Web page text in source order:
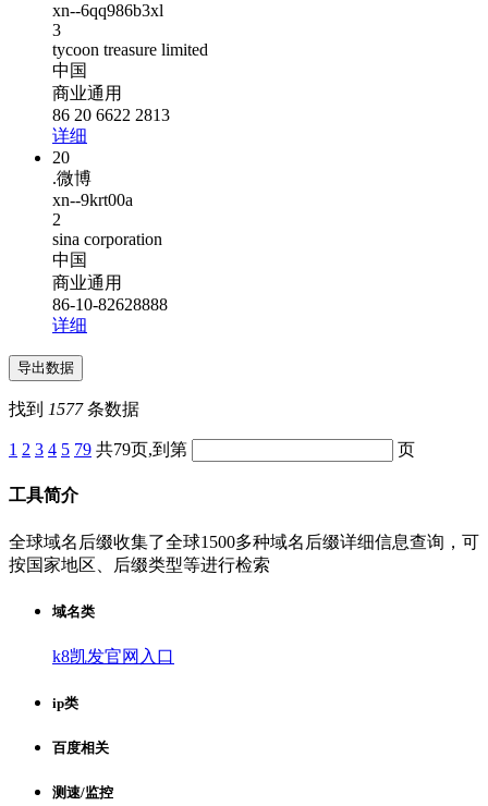
xn--6qq986b3xl
3
tycoon treasure limited
中国
商业通用
86 20 6622 2813
详细
20
.微博
xn--9krt00a
2
sina corporation
中国
商业通用
86-10-82628888
详细
找到 1577条数据
1 2 3 4 5 79 共79页,到第 页
工具简介
全球域名后缀收集了全球1500多种域名后缀详细信息查询，可
按国家地区、后缀类型等进行检索
域名类
k8凯发官网入口
ip类
百度相关
测速/监控